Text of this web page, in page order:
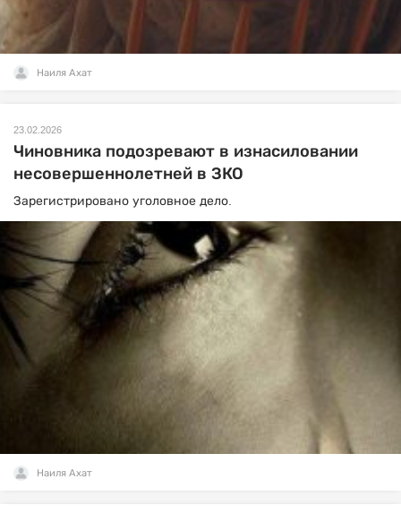
Наиля Ахат
23.02.2026
Чиновника подозревают в изнасиловании
несовершеннолетней в ЗКО
Зарегистрировано уголовное дело.
Наиля Ахат